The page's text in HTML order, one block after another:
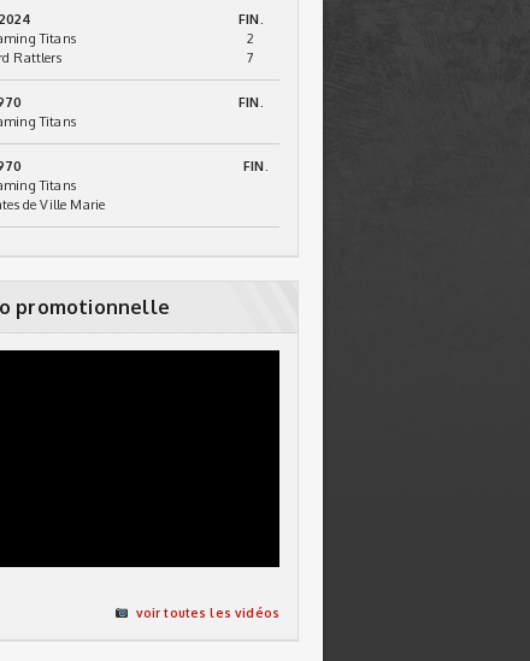
FIN.
Titans
2
Rattlers
7
FIN.
Titans
FIN.
Titans
de Ville Marie
promotionnelle
voir toutes les vidéos